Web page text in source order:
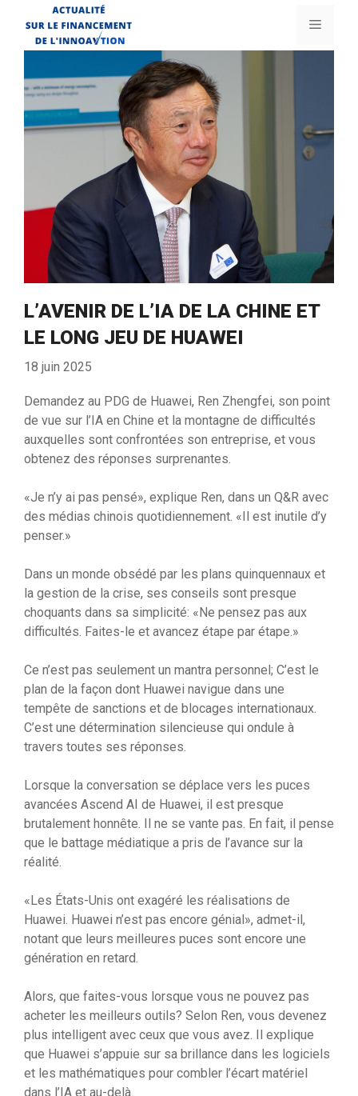
contenu
Menu
L’AVENIR DE L’IA DE LA CHINE ET
LE LONG JEU DE HUAWEI
18 juin 2025
Demandez au PDG de Huawei, Ren Zhengfei, son point
de vue sur l’IA en Chine et la montagne de difficultés
auxquelles sont confrontées son entreprise, et vous
obtenez des réponses surprenantes.
«Je n’y ai pas pensé», explique Ren, dans un Q&R avec
des médias chinois quotidiennement. «Il est inutile d’y
penser.»
Dans un monde obsédé par les plans quinquennaux et
la gestion de la crise, ses conseils sont presque
choquants dans sa simplicité: «Ne pensez pas aux
difficultés. Faites-le et avancez étape par étape.»
Ce n’est pas seulement un mantra personnel; C’est le
plan de la façon dont Huawei navigue dans une
tempête de sanctions et de blocages internationaux.
C’est une détermination silencieuse qui ondule à
travers toutes ses réponses.
Lorsque la conversation se déplace vers les puces
avancées Ascend AI de Huawei, il est presque
brutalement honnête. Il ne se vante pas. En fait, il pense
que le battage médiatique a pris de l’avance sur la
réalité.
«Les États-Unis ont exagéré les réalisations de
Huawei. Huawei n’est pas encore génial», admet-il,
notant que leurs meilleures puces sont encore une
génération en retard.
Alors, que faites-vous lorsque vous ne pouvez pas
acheter les meilleurs outils? Selon Ren, vous devenez
plus intelligent avec ceux que vous avez. Il explique
que Huawei s’appuie sur sa brillance dans les logiciels
et les mathématiques pour combler l’écart matériel
dans l’IA et au-delà.